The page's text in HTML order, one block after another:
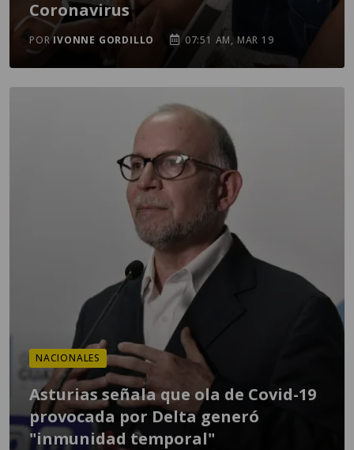
Coronavirus
PORIVONNE GORDILLO 07:51 AM, MAR 19
NACIONALES
Asturias señala que ola de Covid-19
provocada por Delta generó
"inmunidad temporal"